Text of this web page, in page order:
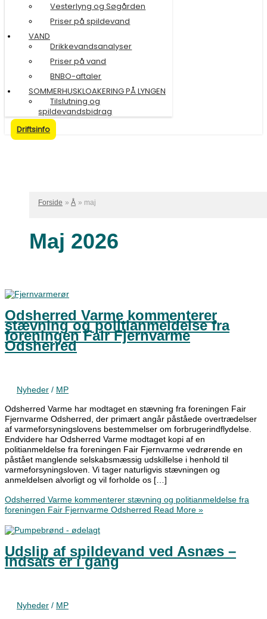
Vesterlyng og Søgården
Priser på spildevand
VAND
Drikkevandsanalyser
Priser på vand
BNBO-aftaler
SOMMERHUSKLOAKERING PÅ LYNGEN
Tilslutning og
spildevandsbidrag
Driftsinfo
Forside Å maj
Maj 2026
Odsherred Varme kommenterer
stævning og politianmeldelse fra
foreningen Fair Fjernvarme
Odsherred
Nyheder / MP
Odsherred Varme har modtaget en stævning fra foreningen Fair
Fjernvarme Odsherred, der primært angår påståede overtrædelser
af varmeforsyningslovens bestemmelser om forbrugerindflydelse.
Endvidere har Odsherred Varme modtaget kopi af en
politianmeldelse fra foreningen Fair Fjernvarme vedrørende en
påstået manglende selskabsmæssig udskillelse i henhold til
varmeforsyningsloven. Vi tager naturligvis stævningen og
anmeldelsen alvorligt og vil forholde os […]
Odsherred Varme kommenterer stævning og politianmeldelse fra
foreningen Fair Fjernvarme Odsherred Read More »
Udslip af spildevand ved Asnæs –
indsats er i gang
Nyheder / MP